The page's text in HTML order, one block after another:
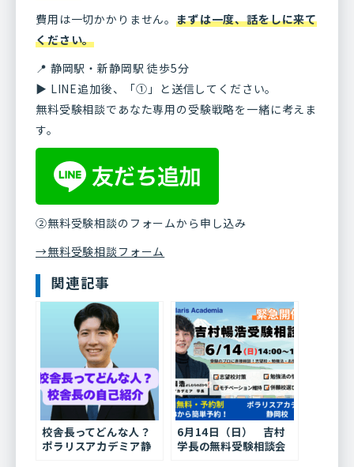
費用は一切かかりません。まずは一度、話をしに来て
ください。
📍 静岡駅・新静岡駅 徒歩5分
▶ LINE追加後、「①」と送信してください。
無料受験相談であなた専用の受験戦略を一緒に考えま
す。
②無料受験相談のフォームから申し込み
→無料受験相談フォーム
関連記事
校舎長ってどんな人？
ポラリスアカデミア静
6月14日（日） 吉村
学長の無料受験相談会